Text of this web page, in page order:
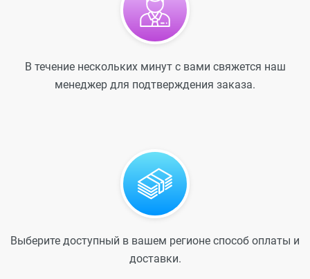
В течение нескольких минут с вами свяжется наш
менеджер для подтверждения заказа.
Выберите доступный в вашем регионе способ оплаты и
доставки.